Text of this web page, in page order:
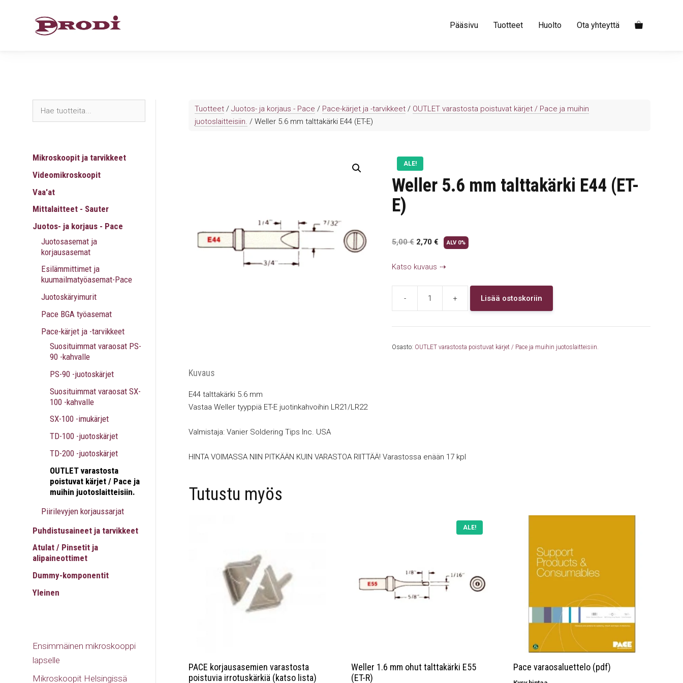
Pääsivu Tuotteet Huolto Ota yhteyttä
Tuotteet /Juotos- ja korjaus - Pace / Pace-kärjet ja -tarvikkeet / OUTLET varastosta poistuvat kärjet / Pace ja muihin
juotoslaitteisiin. / Weller 5.6 mm talttakärki E44 (ET-E)
ALE!
Weller 5.6 mm talttakärki E44 (ET-
E)
5,00€ Original
was:
2,70€ Current
is:
ALV 0%
Katso kuvaus
-
mm
+ Lisää ostoskoriin
Osasto: OUTLET varastosta poistuvat kärjet / Pace ja muihin juotoslaitteisiin.
Kuvaus
E44 talttakärki 5.6 mm
Vastaa Weller tyyppiä ET-E juotinkahvoihin LR21/LR22
Valmistaja: Vanier Soldering Tips Inc. USA
HINTA VOIMASSA NIIN PITKÄÄN KUIN VARASTOA RIITTÄÄ! Varastossa enään 17 kpl
Tutustu myös
PACE korjausasemien varastosta
poistuvia irrotuskärkiä (katso lista)
ALE!
Weller 1.6 mm ohut talttakärki E55
(ET-R)
Pace varaosaluettelo (pdf)
Mikroskoopit ja tarvikkeet
Videomikroskoopit
Vaa'at
Mittalaitteet - Sauter
Juotos- ja korjaus - Pace
Juotosasemat ja
korjausasemat
Esilämmittimet ja
kuumailmatyöasemat-Pace
Juotoskäryimurit
Pace BGA työasemat
Pace-kärjet ja -tarvikkeet
Suosituimmat varaosat PS-
90 -kahvalle
PS-90 -juotoskärjet
Suosituimmat varaosat SX-
100 -kahvalle
SX-100 -imukärjet
TD-100 -juotoskärjet
TD-200 -juotoskärjet
OUTLET varastosta
poistuvat kärjet / Pace ja
muihin juotoslaitteisiin.
Piirilevyjen korjaussarjat
Puhdistusaineet ja tarvikkeet
Atulat / Pinsetit ja
alipaineottimet
Dummy-komponentit
Yleinen
Ensimmäinen mikroskooppi
lapselle
Mikroskoopit Helsingissä